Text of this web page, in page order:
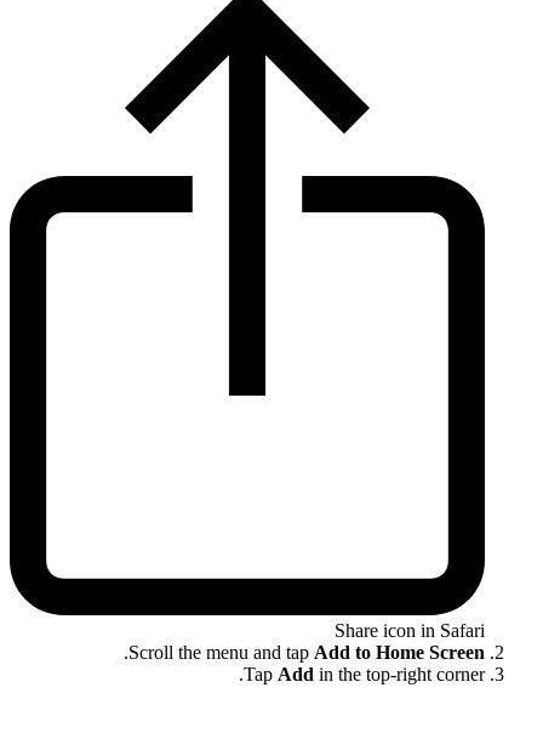
Share icon in Safari
Scroll the menu and tap Add to Home Screen
.
Tap Add in the top-right corner.